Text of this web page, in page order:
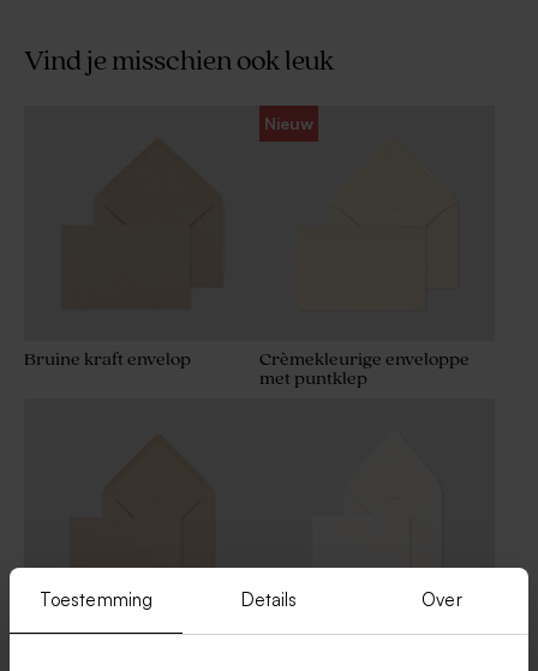
Toestemming Details Over
Vind je misschien ook leuk
Bruine kraft envelop
Nieuw
Crèmekleurige enveloppe
met puntklep